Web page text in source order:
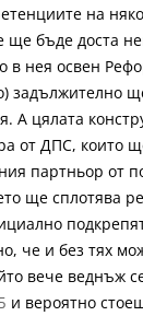
на
ще бъде доста
в нея освен
задължително
А цялата
от ДПС, които
партньор от
ще сплотява
че и без тях
вече веднъж
и вероятно